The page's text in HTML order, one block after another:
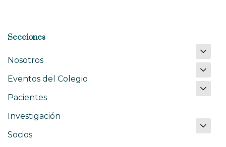
Secciones
Nosotros
Eventos del Colegio
Pacientes
Investigación
Socios